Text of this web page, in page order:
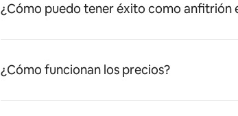
¿Cómo puedo tener éxito como anfitrión
¿Cómo funcionan los precios?